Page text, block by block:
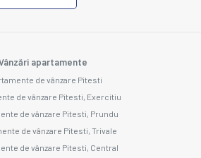
apartamente
de vânzare Pitesti
de vânzare Pitesti, Exercitiu
de vânzare Pitesti, Prundu
de vânzare Pitesti, Trivale
de vânzare Pitesti, Central